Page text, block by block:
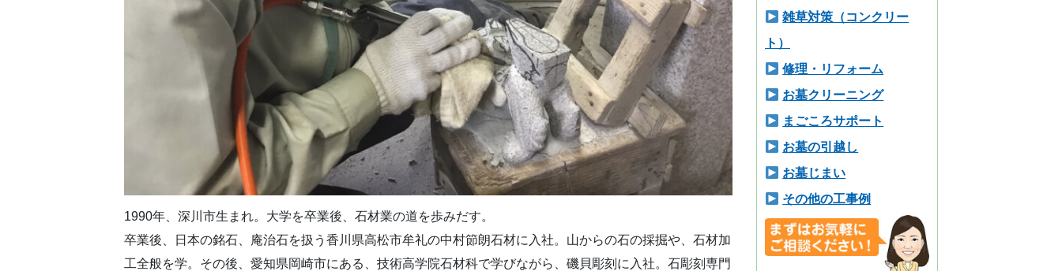
1990年、深川市生まれ。大学を卒業後、石材業の道を歩みだす。
卒業後、日本の銘石、庵治石を扱う香川県高松市牟礼の中村節朗石材に入社。山からの石の採掘や、石材加
工全般を学。その後、愛知県岡崎市にある、技術高学院石材科で学びながら、磯貝彫刻に入社。石彫刻専門
雑草対策（コンクリー
ト）
修理・リフォーム
お墓クリーニング
まごころサポート
お墓の引越し
お墓じまい
その他の工事例